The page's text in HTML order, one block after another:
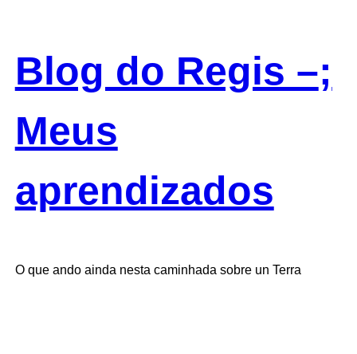
content
Blog do Regis –;
Meus
aprendizados
O que ando ainda nesta caminhada sobre un Terra